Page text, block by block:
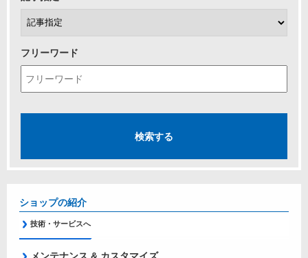
フリーワード
ショップの紹介
技術・サービスへ